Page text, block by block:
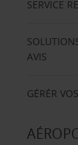
SERVICE
AVIS
GÉRÉR